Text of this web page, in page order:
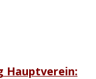
Hauptverein: